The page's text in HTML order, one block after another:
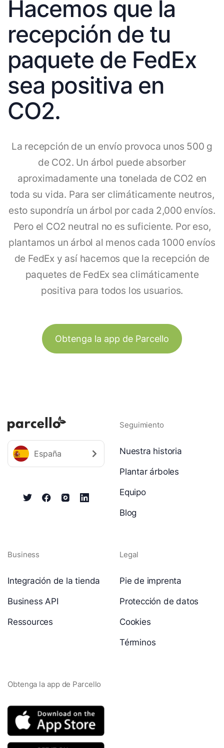
Hacemos que la
recepción de tu
paquete de FedEx
sea positiva en
CO2.
La recepción de un envío provoca unos 500 g
de CO2. Un árbol puede absorber
aproximadamente una tonelada de CO2 en
toda su vida. Para ser climáticamente neutros,
esto supondría un árbol por cada 2,000 envíos.
Pero el CO2 neutral no es suficiente. Por eso,
plantamos un árbol al menos cada 1000 envíos
de FedEx y así hacemos que la recepción de
paquetes de FedEx sea climáticamente
positiva para todos los usuarios.
Obtenga la app de Parcello
España
Seguimiento
Nuestra historia
Plantar árboles
Equipo
Blog
Business
Integración de la tienda
Business API
Ressources
Legal
Pie de imprenta
Protección de datos
Cookies
Términos
Obtenga la app de Parcello